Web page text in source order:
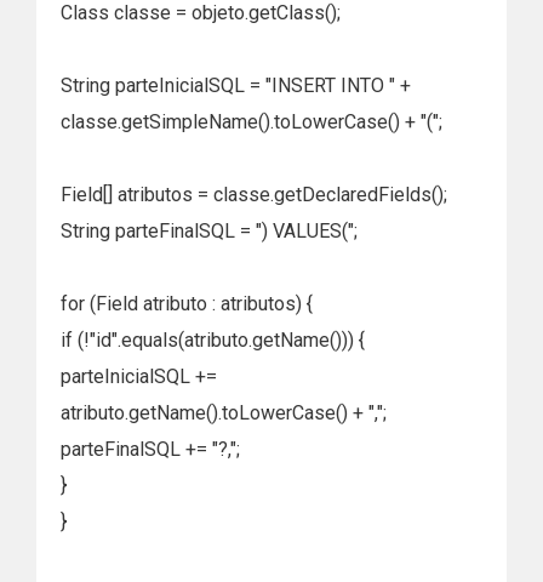
Class classe = objeto.getClass();
String parteInicialSQL = "INSERT INTO " +
classe.getSimpleName().toLowerCase() + "(";
Field[] atributos = classe.getDeclaredFields();
String parteFinalSQL = ") VALUES(";
for (Field atributo : atributos) {
if (!"id".equals(atributo.getName())) {
parteInicialSQL +=
atributo.getName().toLowerCase() + ",";
parteFinalSQL += "?,";
}
}